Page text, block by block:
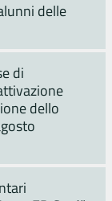
delle
di
dello